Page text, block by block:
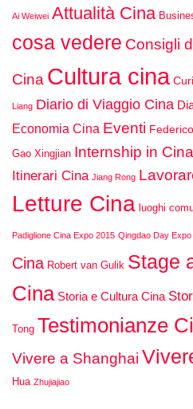
Ai Weiwei Attualità Cina
cosa vedere Consigli
Cina Cultura cina
Liang Diario di Viaggio Cina
Economia Cina Eventi
Gao Xingjian Internship in Cina
Itinerari Cina Jiang Rong
Letture Cina luoghi
Padiglione Cina Expo 2015 Qingdao Day Expo
Cina Robert van Gulik Stage
Cina Storia e Cultura Cina
Tong Testimonianze
Vivere a Shanghai
Hua Zhujiajiao